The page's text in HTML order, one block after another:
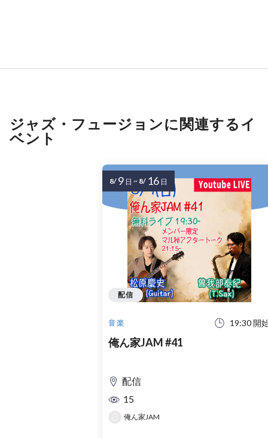
ジャズ・フュージョンに関連するイ
ベント
音楽 19:30 開
俺ん家JAM #41
配信
15
俺ん家JAM
配信
8/ 9 日 ~ 8/ 16 日